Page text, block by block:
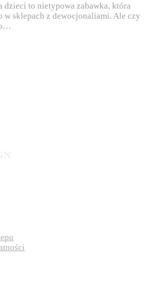
dzieci to nietypowa zabawka, która
w sklepach z dewocjonaliami. Ale czy